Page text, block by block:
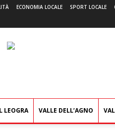
ECONOMIA LOCALE SPORT LOCALE
LEOGRA VALLE DELL’AGNO